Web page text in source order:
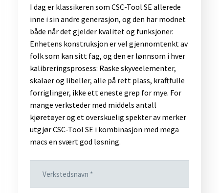
I dag er klassikeren som CSC-Tool SE allerede
inne i sin andre generasjon, og den har modnet
både når det gjelder kvalitet og funksjoner.
Enhetens konstruksjon er vel gjennomtenkt av
folk som kan sitt fag, og den er lønnsom i hver
kalibreringsprosess: Raske skyveelementer,
skalaer og libeller, alle på rett plass, kraftfulle
forriglinger, ikke ett eneste grep for mye. For
mange verksteder med middels antall
kjøretøyer og et overskuelig spekter av merker
utgjør CSC-Tool SE i kombinasjon med mega
macs en svært god løsning.